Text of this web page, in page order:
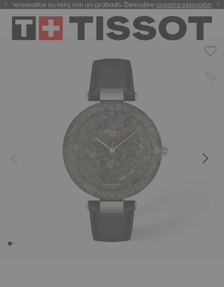
Personalice su reloj con un grabado. Descubrenuestra selección
garantía digital